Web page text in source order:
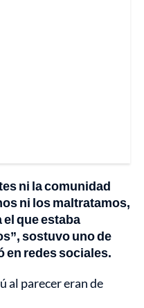
ni la comunidad
ni los maltratamos,
el que estaba
sostuvo uno de
en redes sociales.
al parecer eran de